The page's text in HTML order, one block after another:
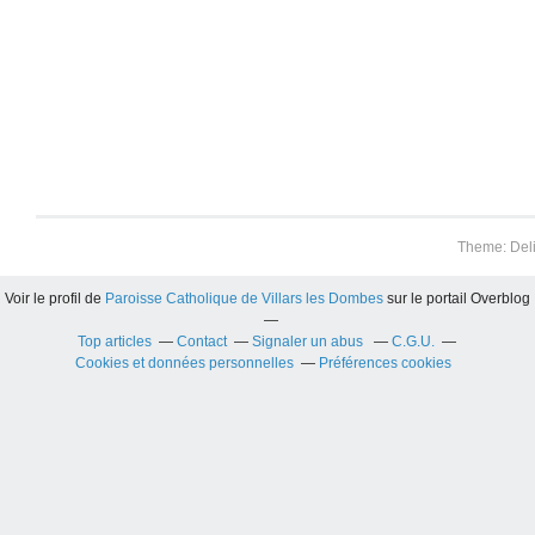
Theme:
Voir le profil de Paroisse Catholique de Villars les Dombes sur le portail Overblog
Top articles Contact Signaler un abus
C.G.U.
Cookies et données personnelles
Préférences cookies